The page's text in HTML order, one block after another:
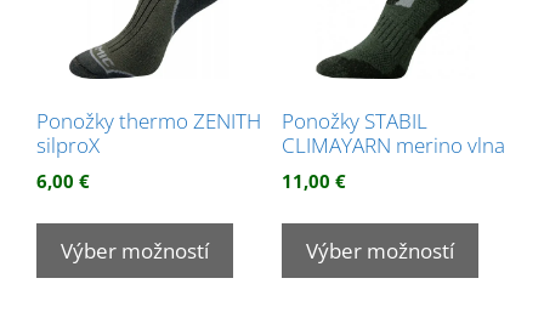
Ponožky thermo ZENITH
silproX
6,00 €
Výber možností
Tento
produkt
má
Ponožky STABIL
CLIMAYARN merino vlna
11,00 €
Výber možností
Tento
má